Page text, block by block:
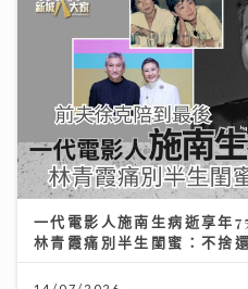
一代電影人施南生病逝享
林青霞痛別半生閨蜜：不捨
14/07/2026